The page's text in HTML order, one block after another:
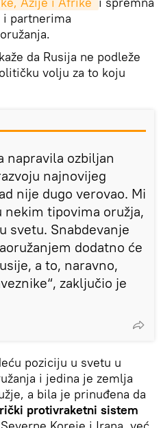
i partnerima
da Rusija ne podleže
volju za to koju
napravila ozbiljan
najnovijeg
nije dugo verovao. Mi
tipovima oružja,
svetu. Snabdevanje
dodatno će
a to, naravno,
zaključio je
poziciju u svetu u
i jedina je zemlja
a bila je prinuđena da
protivraketni sistem